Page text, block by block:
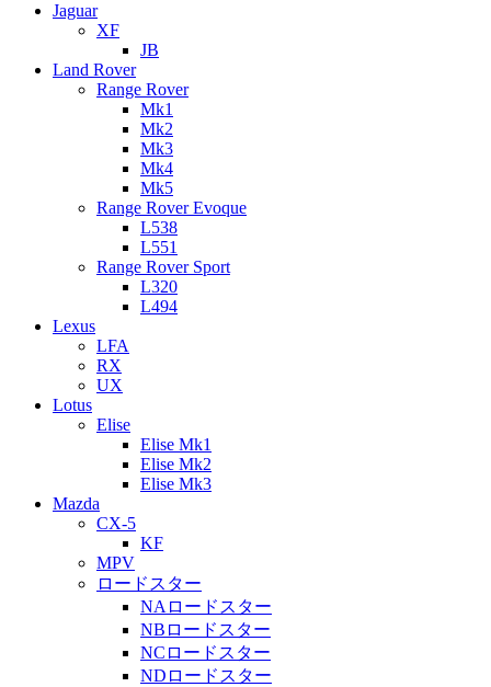
Jaguar
XF
JB
Land Rover
Range Rover
Mk1
Mk2
Mk3
Mk4
Mk5
Range Rover Evoque
L538
L551
Range Rover Sport
L320
L494
Lexus
LFA
RX
UX
Lotus
Elise
Elise Mk1
Elise Mk2
Elise Mk3
Mazda
CX-5
KF
MPV
ロードスター
NAロードスター
NBロードスター
NCロードスター
NDロードスター